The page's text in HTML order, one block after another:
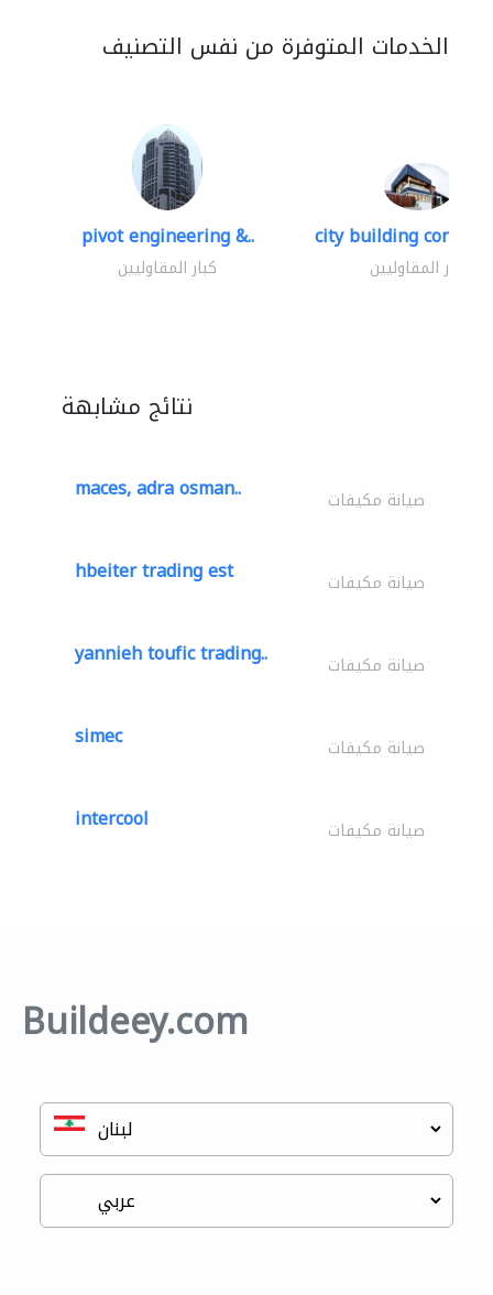
الخدمات المتوفرة من نفس التصنيف
pivot engineering &..
كبار المقاوليين
city building
كبار المقاوليين
نتائج مشابهة
maces, adra osman.. صيانة مكيفات
hbeiter trading est صيانة مكيفات
yannieh toufic trading.. صيانة مكيفات
simec صيانة مكيفات
intercool صيانة مكيفات
Buildeey.com